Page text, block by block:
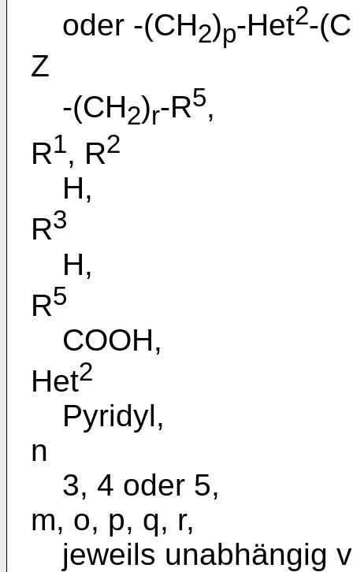
oder -(CH2)p-Het2-
Z
-(CH2)r-R5,
R1, R2
H,
R3
H,
R5
COOH,
Het2
Pyridyl,
n
3, 4 oder 5,
m, o, p, q, r,
jeweils unabhängig